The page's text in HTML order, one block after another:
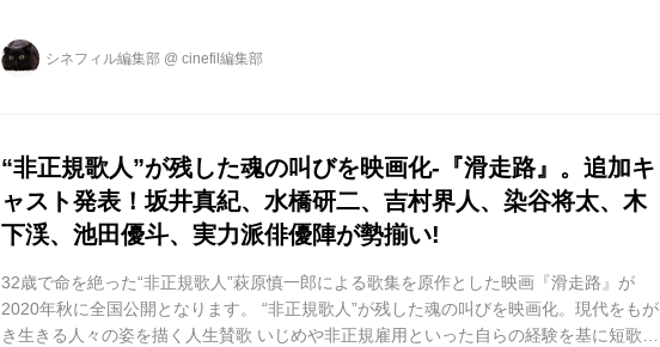
命を絶ち、デビュー作にして遺作となった一冊の歌集が映画化された。いじめや非正規
雇用を経験しながら、それでも生きる希望を託した歌は、苦悩を抱える人へのエールと
シネフィル編集部 @ cinefil編集部
“非正規歌人”が残した魂の叫びを映画化-『滑走路』。追加キ
ャスト発表！坂井真紀、水橋研二、吉村界人、染谷将太、木
下渓、池田優斗、実力派俳優陣が勢揃い!
32歳で命を絶った“非正規歌人”萩原慎一郎による歌集を原作とした映画『滑走路』が
2020年秋に全国公開となります。 “非正規歌人”が残した魂の叫びを映画化。現代をもが
き生きる人々の姿を描く人生賛歌 いじめや非正規雇用といった自らの経験を基に短歌を